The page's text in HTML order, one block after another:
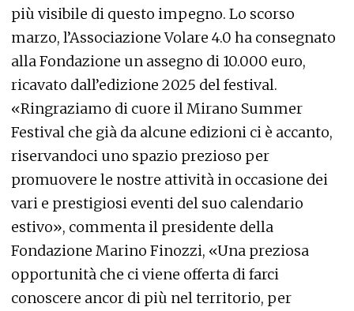
più visibile di questo impegno. Lo scorso
marzo, l’Associazione Volare 4.0 ha consegnato
alla Fondazione un assegno di 10.000 euro,
ricavato dall’edizione 2025 del festival.
«Ringraziamo di cuore il Mirano Summer
Festival che già da alcune edizioni ci è accanto,
riservandoci uno spazio prezioso per
promuovere le nostre attività in occasione dei
vari e prestigiosi eventi del suo calendario
estivo», commenta il presidente della
Fondazione Marino Finozzi, «Una preziosa
opportunità che ci viene offerta di farci
conoscere ancor di più nel territorio, per